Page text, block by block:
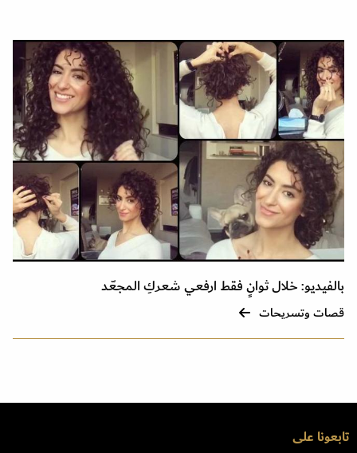
بالفيديو: خلال ثوانٍ فقط ارفعي شعركِ المجعّد
قصات وتسريحات
تابعونا على